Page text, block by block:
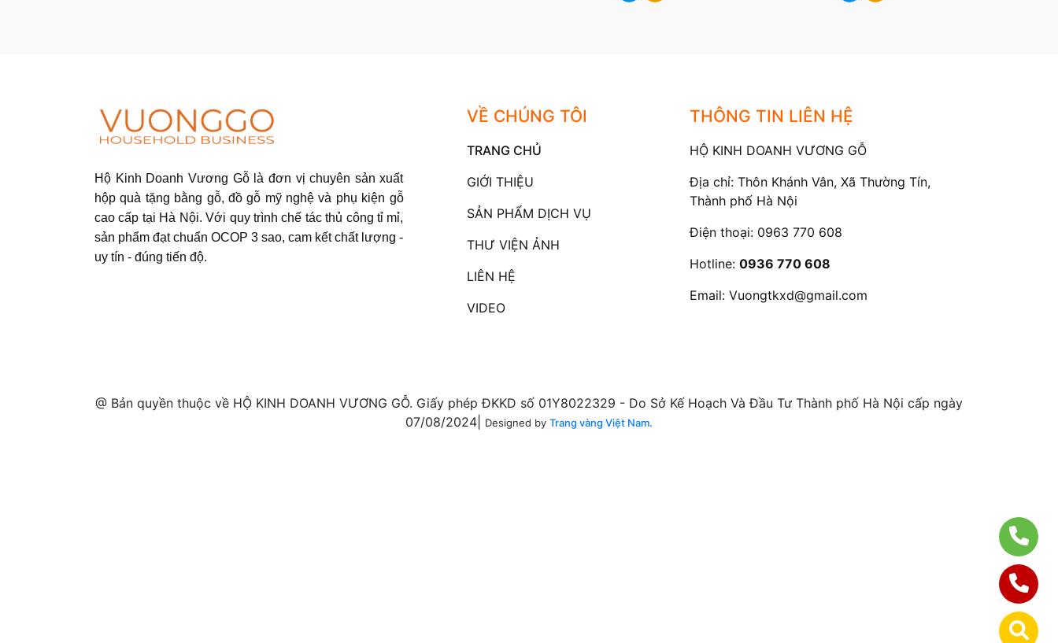
Hộ Kinh Doanh Vương Gỗ là đơn vị chuyên sản xuất
hộp quà tặng bằng gỗ, đồ gỗ mỹ nghệ và phụ kiện gỗ
cao cấp tại Hà Nội. Với quy trình chế tác thủ công tỉ mỉ,
sản phẩm đạt chuẩn OCOP 3 sao, cam kết chất lượng -
uy tín - đúng tiến độ.
VỀ CHÚNG TÔI
TRANG CHỦ
GIỚI THIỆU
SẢN PHẨM DỊCH VỤ
THƯ VIỆN ẢNH
LIÊN HỆ
VIDEO
THÔNG TIN LIÊN HỆ
HỘ KINH DOANH VƯƠNG GỖ
Địa chỉ: Thôn Khánh Vân, Xã Thường Tín,
Thành phố Hà Nội
Điện thoại: 0963 770 608
Hotline: 0936 770 608
Email: Vuongtkxd@gmail.com
@ Bản quyền thuộc về HỘ KINH DOANH VƯƠNG GỖ. Giấy phép ĐKKD số 01Y8022329 - Do Sở Kế Hoạch Và Đầu Tư Thành phố Hà Nội cấp ngày
07/08/2024|
Designed by Trang vàng Việt Nam.